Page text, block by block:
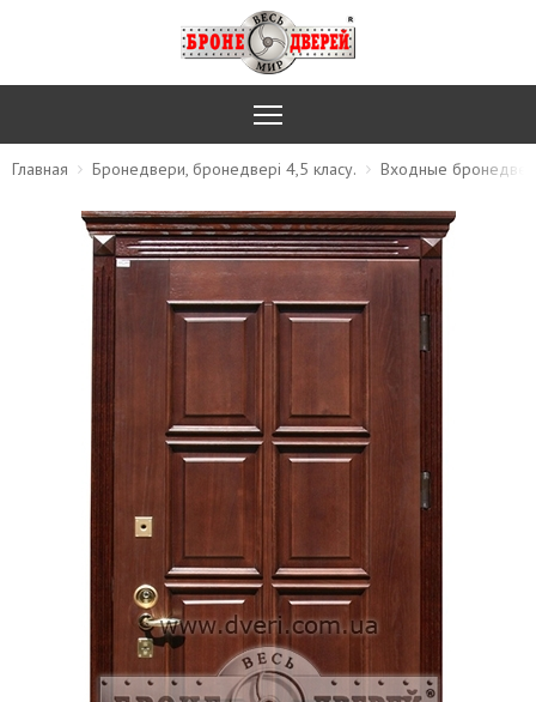
Главная Бронедвери, бронедвері 4,5 класу. Входные